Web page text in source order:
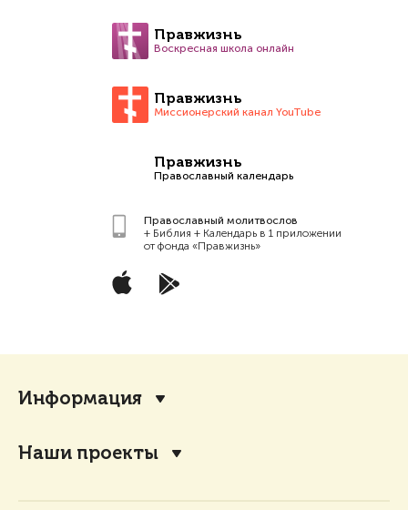
Правжизнь
Воскресная школа онлайн
Правжизнь
Миссионерский канал YouTube
Правжизнь
Православный календарь
Православный молитвослов
+ Библия + Календарь в 1 приложении
от фонда «Правжизнь»
Информация
Наши проекты